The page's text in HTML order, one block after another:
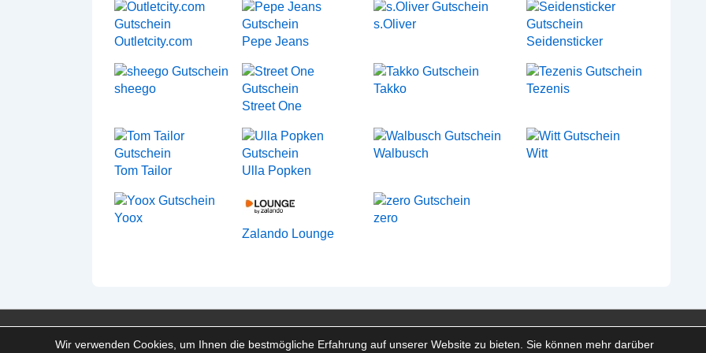
Outletcity.com Pepe Jeans
s.Oliver
Seidensticker
sheego
Street One
Takko Tezenis
Tom Tailor Ulla Popken
Walbusch Witt
Yoox
Zalando Lounge
zero
Footer-
Impressum Disclaimer Datenschutz FAQ Werben
Wir verwenden Cookies, um Ihnen die bestmögliche Erfahrung auf unserer Website zu bieten. Sie können mehr darüber